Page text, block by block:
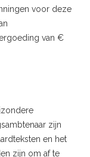
voor deze
van €
zijn
en het
zijn om af te